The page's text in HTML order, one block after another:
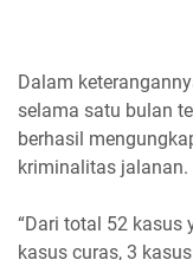
Dalam
selama satu bulan
berhasil
kriminalitas jalanan.
“Dari total 52 kasus
kasus curas, 3